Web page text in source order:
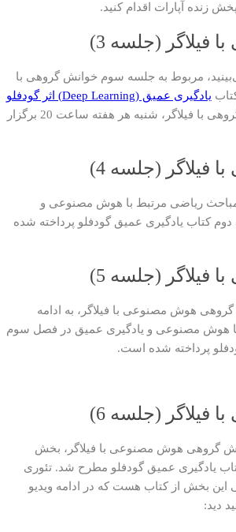
زنده آپارات اقدام کنید.
فیلاگر (جلسه 3)
مربوط به جلسه سوم خوانش گروهی با
یادگیری عمیق (Deep Learning) اثر گودفلو
مطالعه شده. خوانش گروهی با فیلاگر، شنبه هر هفته ساعت 20 برگزار
فیلاگر (جلسه 4)
مباحث ریاضی مرتبط با هوش مصنوعی و
کتاب یادگیری عمیق گودفلو پرداخته شده
فیلاگر (جلسه 5)
هوش مصنوعی با فیلاگر، به ادامه
هوش مصنوعی و یادگیری عمیق در فصل سوم
پرداخته شده است.
فیلاگر (جلسه 6)
گروهی هوش مصنوعی با فیلاگر، بخش
یادگیری عمیق گودفلو مطرح شد. تئوری
این بخش از کتاب هست که در ادامه ویدیو
دید: